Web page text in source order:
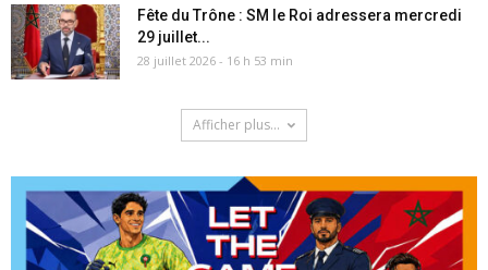
Fête du Trône : SM le Roi adressera mercredi
29 juillet...
28 juillet 2026 - 16 h 53 min
Afficher plus...